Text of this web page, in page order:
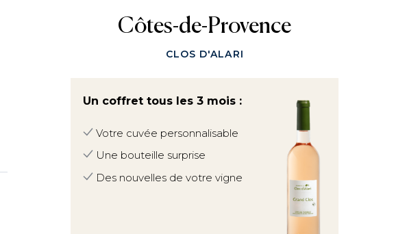
Côtes-de-Provence
CLOS D'ALARI
Un coffret tous les 3 mois :
Votre cuvée personnalisable
Une bouteille surprise
Des nouvelles de votre vigne